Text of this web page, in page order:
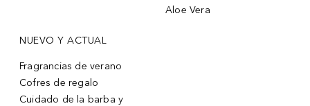
Aloe Vera
NUEVO Y ACTUAL
Fragrancias de verano
Cofres de regalo
Cuidado de la barba y